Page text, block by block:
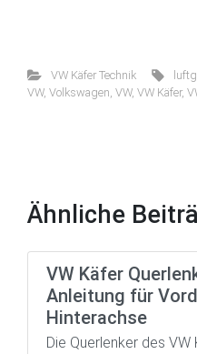
VW Käfer Technik
VW, Volkswagen VW, VW Käfer,
Ähnliche
VW Käfer
Anleitung für
Hinterachse
Die Querlenker des